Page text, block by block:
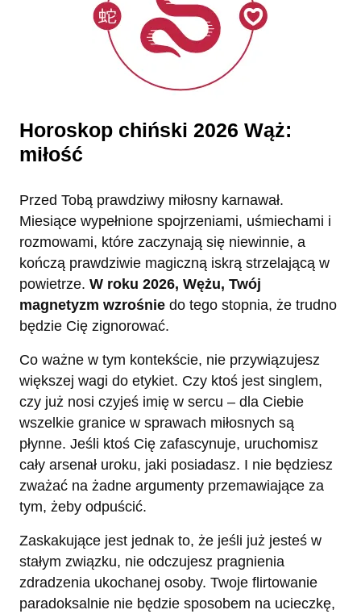
Horoskop chiński 2026 Wąż:
miłość
Przed Tobą prawdziwy miłosny karnawał.
Miesiące wypełnione spojrzeniami, uśmiechami i
rozmowami, które zaczynają się niewinnie, a
kończą prawdziwie magiczną iskrą strzelającą w
powietrze. W roku 2026, Wężu, Twój
magnetyzm wzrośnie do tego stopnia, że trudno
będzie Cię zignorować.
Co ważne w tym kontekście, nie przywiązujesz
większej wagi do etykiet. Czy ktoś jest singlem,
czy już nosi czyjeś imię w sercu – dla Ciebie
wszelkie granice w sprawach miłosnych są
płynne. Jeśli ktoś Cię zafascynuje, uruchomisz
cały arsenał uroku, jaki posiadasz. I nie będziesz
zważać na żadne argumenty przemawiające za
tym, żeby odpuścić.
Zaskakujące jest jednak to, że jeśli już jesteś w
stałym związku, nie odczujesz pragnienia
zdradzenia ukochanej osoby. Twoje flirtowanie
paradoksalnie nie będzie sposobem na ucieczkę,